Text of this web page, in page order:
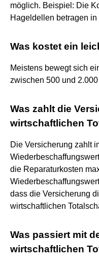
möglich. Beispiel: Die
Hageldellen betragen in
Was kostet ein
Meistens bewegt sich
zwischen 500 und
Was zahlt die
wirtschaftlichen
Die Versicherung zahlt
die Reparaturkosten
dass die Versicherung
wirtschaftlichen
Was passiert mit
wirtschaftlichen